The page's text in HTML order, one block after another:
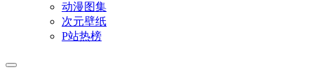
动漫图集
次元壁纸
P站热榜